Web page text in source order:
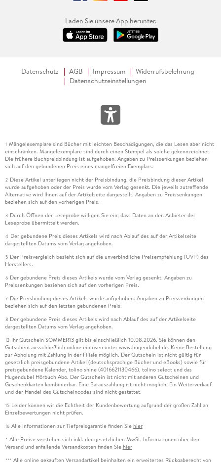
Laden Sie unsere App herunter.
Datenschutz AGB Impressum
Widerrufsbelehrung
Datenschutzeinstellungen
1 Mängelexemplare sind Bücher mit leichten Beschädigungen, die das Lesen aber nicht
einschränken. Mängelexemplare sind durch einen Stempel als solche gekennzeichnet.
Die frühere Buchpreisbindung ist aufgehoben. Angaben zu Preissenkungen beziehen
sich auf den gebundenen Preis eines mangelfreien Exemplars.
2 Diese Artikel unterliegen nicht der Preisbindung, die Preisbindung dieser Artikel
wurde aufgehoben oder der Preis wurde vom Verlag gesenkt. Die jeweils zutreffende
Alternative wird Ihnen auf der Artikelseite dargestellt. Angaben zu Preissenkungen
beziehen sich auf den vorherigen Preis.
3 Durch Öffnen der Leseprobe willigen Sie ein, dass Daten an den Anbieter der
Leseprobe übermittelt werden.
4 Der gebundene Preis dieses Artikels wird nach Ablauf des auf der Artikelseite
dargestellten Datums vom Verlag angehoben.
5 Der Preisvergleich bezieht sich auf die unverbindliche Preisempfehlung (UVP) des
Herstellers.
6 Der gebundene Preis dieses Artikels wurde vom Verlag gesenkt. Angaben zu
Preissenkungen beziehen sich auf den vorherigen Preis.
7 Die Preisbindung dieses Artikels wurde aufgehoben. Angaben zu Preissenkungen
beziehen sich auf den letzten gebundenen Preis.
8 Der gebundene Preis dieses Artikels wird nach Ablauf des auf der Artikelseite
dargestellten Datums vom Verlag angehoben.
12 Ihr Gutschein SOMMER13 gilt bis einschließlich 10.08.2026. Sie können den
Gutschein ausschließlich online einlösen unter www.hugendubel.de. Keine Bestellung
zur Abholung mit Zahlung in der Filiale möglich. Der Gutschein ist nicht gültig für
gesetzlich preisgebundene Artikel (deutschsprachige Bücher und eBooks) sowie für
preisgebundene Kalender, tolino shine (4016621130466), tolino select und das
Hugendubel Hörbuch Abo. Der Gutschein ist nicht mit anderen Gutscheinen und
Geschenkkarten kombinierbar. Eine Barauszahlung ist nicht möglich. Ein Weiterverkauf
und der Handel des Gutscheincodes sind nicht gestattet.
15 Leider können wir die Echtheit der Kundenbewertung aufgrund der großen Zahl an
Einzelbewertungen nicht prüfen.
16 Alle Informationen zur Tiefpreisgarantie finden Sie hier
* Alle Preise verstehen sich inkl. der gesetzlichen MwSt. Informationen über den
Versand und anfallende Versandkosten finden Sie hier
*** Alle online gekauften Versandartikel beinhalten ein erweitertes Rückgaberecht von